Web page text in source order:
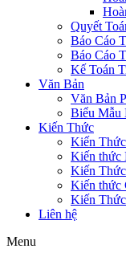
Quyết
Báo Cáo
Báo Cáo
Kế Toán
Văn Bản
Văn Bản
Biểu Mẫu
Kiến Thức
Kiến
Kiến thức
Kiến
Kiến thức
Kiến
Liên hệ
Menu